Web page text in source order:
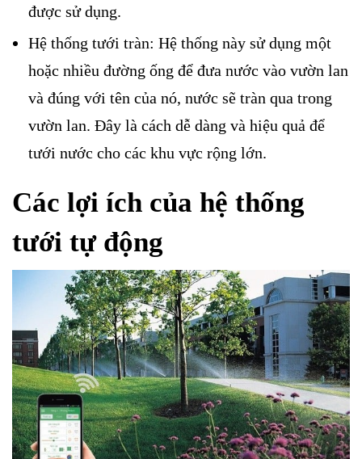
được sử dụng.
Hệ thống tưới tràn: Hệ thống này sử dụng một
hoặc nhiều đường ống để đưa nước vào vườn lan
và đúng với tên của nó, nước sẽ tràn qua trong
vườn lan. Đây là cách dễ dàng và hiệu quả để
tưới nước cho các khu vực rộng lớn.
Các lợi ích của hệ thống
tưới tự động